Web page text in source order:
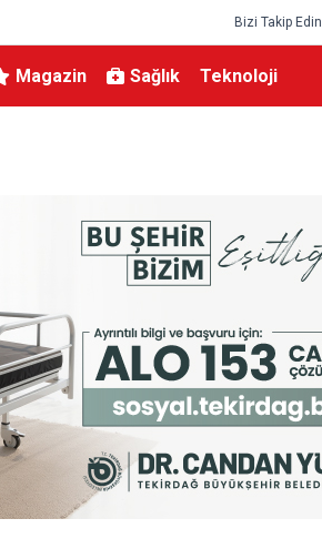
Bizi Takip Edin
Magazin Sağlık Teknoloji